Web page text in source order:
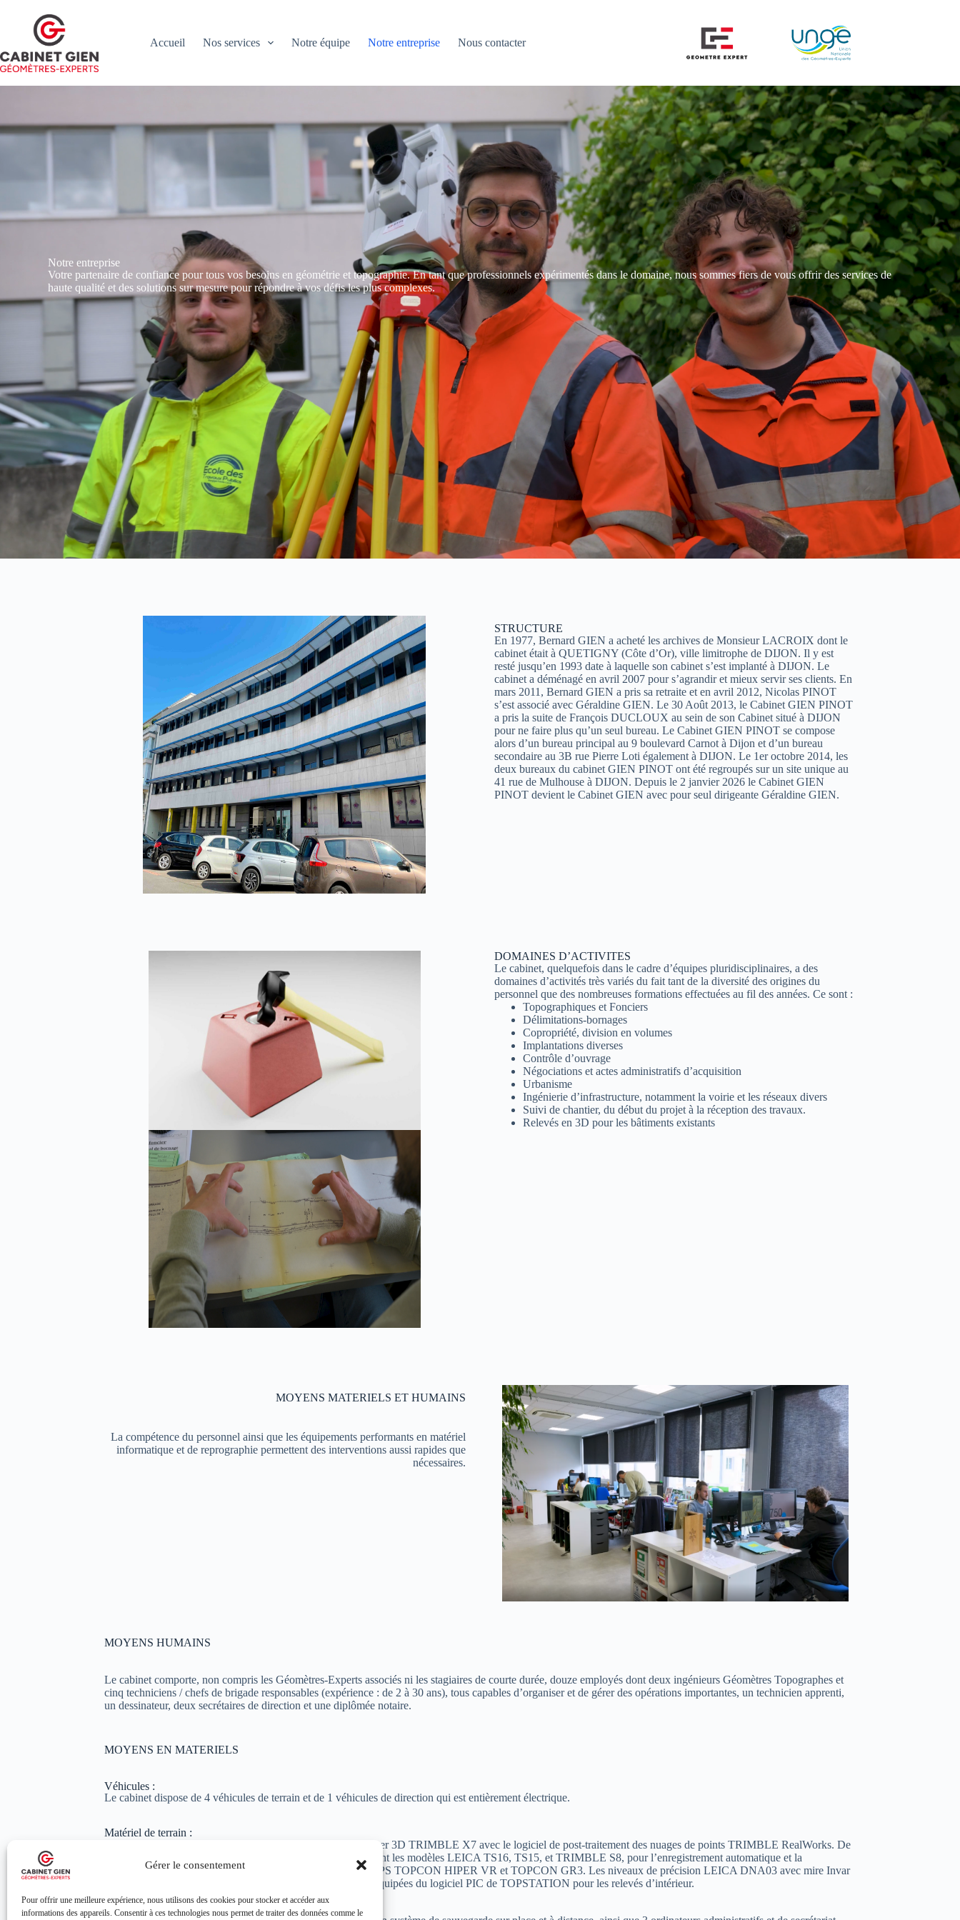
Gérer le consentement
Pour offrir une meilleure expérience, nous utilisons des cookies pour stocker et accéder aux
informations des appareils. Consentir à ces technologies nous permet de traiter des données comme le
Accueil Nos services Notre équipe Notre entreprise Nous contacter
Notre entreprise
Votre partenaire de confiance pour tous vos besoins en géométrie et topographie. En tant que professionnels expérimentés dans le domaine, nous sommes fiers de vous offrir des services de
haute qualité et des solutions sur mesure pour répondre à vos défis les plus complexes.
STRUCTURE
En 1977, Bernard GIEN a acheté les archives de Monsieur LACROIX dont le
cabinet était à QUETIGNY (Côte d’Or), ville limitrophe de DIJON. Il y est
resté jusqu’en 1993 date à laquelle son cabinet s’est implanté à DIJON. Le
cabinet a déménagé en avril 2007 pour s’agrandir et mieux servir ses clients. En
mars 2011, Bernard GIEN a pris sa retraite et en avril 2012, Nicolas PINOT
s’est associé avec Géraldine GIEN. Le 30 Août 2013, le Cabinet GIEN PINOT
a pris la suite de François DUCLOUX au sein de son Cabinet situé à DIJON
pour ne faire plus qu’un seul bureau. Le Cabinet GIEN PINOT se compose
alors d’un bureau principal au 9 boulevard Carnot à Dijon et d’un bureau
secondaire au 3B rue Pierre Loti également à DIJON. Le 1er octobre 2014, les
deux bureaux du cabinet GIEN PINOT ont été regroupés sur un site unique au
41 rue de Mulhouse à DIJON. Depuis le 2 janvier 2026 le Cabinet GIEN
PINOT devient le Cabinet GIEN avec pour seul dirigeante Géraldine GIEN.
DOMAINES D’ACTIVITES
Le cabinet, quelquefois dans le cadre d’équipes pluridisciplinaires, a des
domaines d’activités très variés du fait tant de la diversité des origines du
personnel que des nombreuses formations effectuées au fil des années. Ce sont :
Topographiques et Fonciers
Délimitations-bornages
Copropriété, division en volumes
Implantations diverses
Contrôle d’ouvrage
Négociations et actes administratifs d’acquisition
Urbanisme
Ingénierie d’infrastructure, notamment la voirie et les réseaux divers
Suivi de chantier, du début du projet à la réception des travaux.
Relevés en 3D pour les bâtiments existants
MOYENS MATERIELS ET HUMAINS
La compétence du personnel ainsi que les équipements performants en matériel
informatique et de reprographie permettent des interventions aussi rapides que
nécessaires.
MOYENS HUMAINS
Le cabinet comporte, non compris les Géomètres-Experts associés ni les stagiaires de courte durée, douze employés dont deux ingénieurs Géomètres Topographes et
cinq techniciens / chefs de brigade responsables (expérience : de 2 à 30 ans), tous capables d’organiser et de gérer des opérations importantes, un technicien apprenti,
un dessinateur, deux secrétaires de direction et une diplômée notaire.
MOYENS EN MATERIELS
Véhicules :
Le cabinet dispose de 4 véhicules de terrain et de 1 véhicules de direction qui est entièrement électrique.
Matériel de terrain :
Pour les travaux sur le terrain, le cabinet utilise un scanner laser 3D TRIMBLE X7 avec le logiciel de post-traitement des nuages de points TRIMBLE RealWorks. De
plus, il dispose de différents tachéomètres robotisés, notamment les modèles LEICA TS16, TS15, et TRIMBLE S8, pour l’enregistrement automatique et la
codification des données. Pour la cartographie, il utilise les GPS TOPCON HIPER VR et TOPCON GR3. Les niveaux de précision LEICA DNA03 avec mire Invar
à code-barres sont également utilisés, ainsi que des tablettes équipées du logiciel PIC de TOPSTATION pour les relevés d’intérieur.
Matériel de bureau :